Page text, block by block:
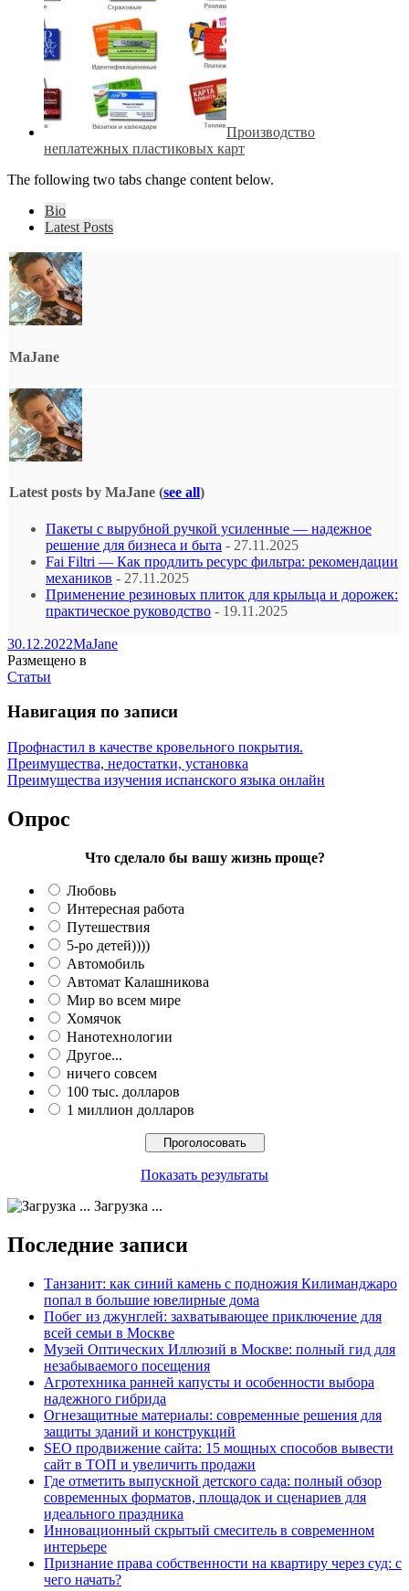
Производство
неплатежных пластиковых карт
The following two tabs change content below.
Bio
Latest Posts
MaJane
Latest posts by MaJane (see all)
Пакеты с вырубной ручкой усиленные — надежное
решение для бизнеса и быта - 27.11.2025
Fai Filtri — Как продлить ресурс фильтра: рекомендации
механиков - 27.11.2025
Применение резиновых плиток для крыльца и дорожек:
практическое руководство - 19.11.2025
30.12.2022MaJane
Размещено в
Статьи
Навигация по записи
Профнастил в качестве кровельного покрытия.
Преимущества, недостатки, установка
Преимущества изучения испанского языка онлайн
Опрос
Что сделало бы вашу жизнь проще?
Любовь
Интересная работа
Путешествия
5-ро детей))))
Автомобиль
Автомат Калашникова
Мир во всем мире
Хомячок
Нанотехнологии
Другое...
ничего совсем
100 тыс. долларов
1 миллион долларов
Показать результаты
Загрузка ...
Последние записи
Танзанит: как синий камень с подножия Килиманджаро
попал в большие ювелирные дома
Побег из джунглей: захватывающее приключение для
всей семьи в Москве
Музей Оптических Иллюзий в Москве: полный гид для
незабываемого посещения
Агротехника ранней капусты и особенности выбора
надежного гибрида
Огнезащитные материалы: современные решения для
защиты зданий и конструкций
SEO продвижение сайта: 15 мощных способов вывести
сайт в ТОП и увеличить продажи
Где отметить выпускной детского сада: полный обзор
современных форматов, площадок и сценариев для
идеального праздника
Инновационный скрытый смеситель в современном
интерьере
Признание права собственности на квартиру через суд: с
чего начать?